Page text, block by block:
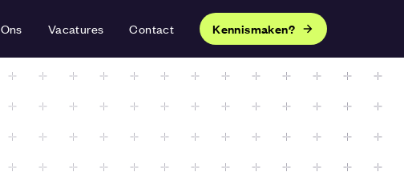
Vacatures Contact Kennismaken?